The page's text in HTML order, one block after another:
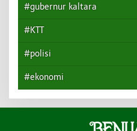
#gubernur kaltara
#KTT
#polisi
#ekonomi